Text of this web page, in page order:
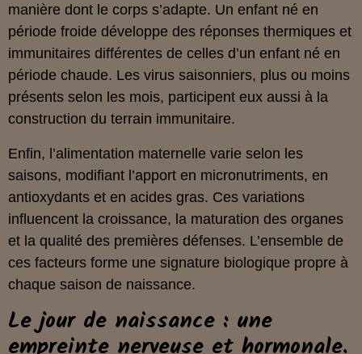
manière dont le corps s’adapte. Un enfant né en
période froide développe des réponses thermiques et
immunitaires différentes de celles d’un enfant né en
période chaude. Les virus saisonniers, plus ou moins
présents selon les mois, participent eux aussi à la
construction du terrain immunitaire.
Enfin, l’alimentation maternelle varie selon les
saisons, modifiant l’apport en micronutriments, en
antioxydants et en acides gras. Ces variations
influencent la croissance, la maturation des organes
et la qualité des premières défenses. L’ensemble de
ces facteurs forme une signature biologique propre à
chaque saison de naissance.
Le jour de naissance : une